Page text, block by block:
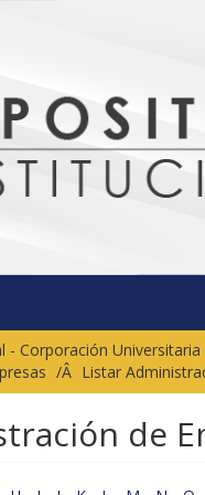
- Corporación
Listar
de